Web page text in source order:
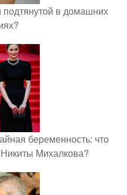
подтянутой в домашних
беременность: что
Михалкова?